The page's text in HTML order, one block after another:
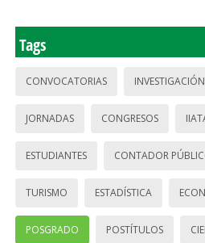
Tags
CONVOCATORIAS INVESTIGACIÓN
JORNADAS CONGRESOS
ESTUDIANTES CONTADOR
TURISMO ESTADÍSTICA
POSGRADO POSTÍTULOS